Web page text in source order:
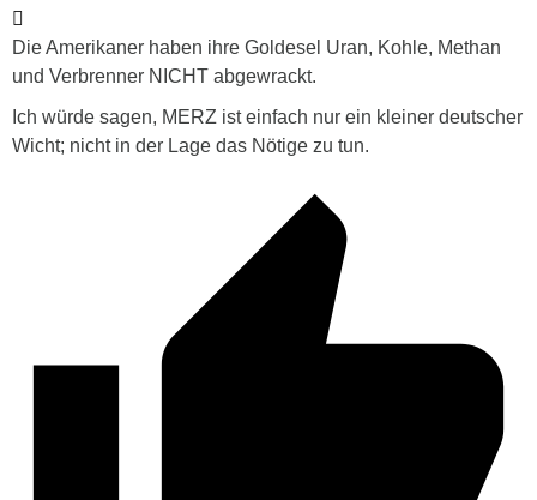
Die Amerikaner haben ihre Goldesel Uran, Kohle, Methan
und Verbrenner NICHT abgewrackt.
Ich würde sagen, MERZ ist einfach nur ein kleiner deutscher
Wicht; nicht in der Lage das Nötige zu tun.